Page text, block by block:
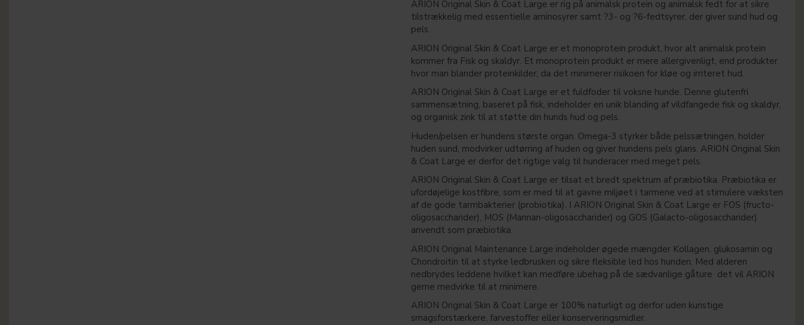
ARION Original Skin & Coat Large er rig på animalsk protein og animalsk fedt for at sikre
tilstrækkelig med essentielle aminosyrer samt ?3- og ?6-fedtsyrer, der giver sund hud og
pels.
ARION Original Skin & Coat Large er et monoprotein produkt, hvor alt animalsk protein
kommer fra Fisk og skaldyr. Et monoprotein produkt er mere allergivenligt, end produkter
hvor man blander proteinkilder, da det minimerer risikoen for kløe og irriteret hud.
ARION Original Skin & Coat Large er et fuldfoder til voksne hunde. Denne glutenfri
sammensætning, baseret på fisk, indeholder en unik blanding af vildfangede fisk og skaldyr,
og organisk zink til at støtte din hunds hud og pels.
Huden/pelsen er hundens største organ. Omega-3 styrker både pelssætningen, holder
huden sund, modvirker udtørring af huden og giver hundens pels glans. ARION Original Skin
& Coat Large er derfor det rigtige valg til hunderacer med meget pels.
ARION Original Skin & Coat Large er tilsat et bredt spektrum af præbiotika. Præbiotika er
ufordøjelige kostfibre, som er med til at gavne miljøet i tarmene ved at stimulere væksten
af de gode tarmbakterier (probiotika). I ARION Original Skin & Coat Large er FOS (fructo-
oligosaccharider), MOS (Mannan-oligosaccharider) og GOS (Galacto-oligosaccharider)
anvendt som præbiotika.
ARION Original Maintenance Large indeholder øgede mængder Kollagen, glukosamin og
Chondroitin til at styrke ledbrusken og sikre fleksible led hos hunden. Med alderen
nedbrydes leddene hvilket kan medføre ubehag på de sædvanlige gåture  det vil ARION
gerne medvirke til at minimere.
ARION Original Skin & Coat Large er 100% naturligt og derfor uden kunstige
smagsforstærkere, farvestoffer eller konserveringsmidler.